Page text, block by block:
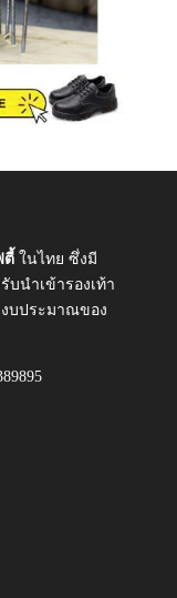
ตี้ ในไทย ซึ่งมี
บนำเข้ารองเท้า
บประมาณของ